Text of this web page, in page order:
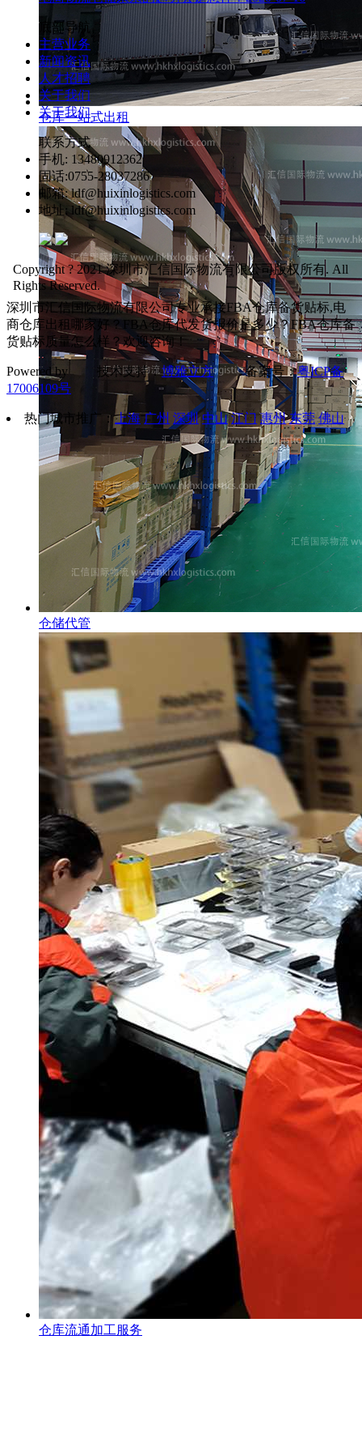
仓库一站式出租
仓储代管
仓库流通加工服务
底部导航
主营业务
新闻资讯
人才招聘
关于我们
关于我们
联系方式
手机: 13480912362
固话:0755-28037286
邮箱: ldf@huixinlogistics.com
地址: ldf@huixinlogistics.com
Copyright ? 2021 深圳市汇信国际物流有限公司版权所有. All
Rights Reserved.
深圳市汇信国际物流有限公司专业承接FBA仓库备货贴标,电
商仓库出租哪家好？FBA仓库代发货报价是多少？FBA仓库备
货贴标质量怎么样？欢迎咨询！
Powered by 技术支持：博雅立方备案号：粤ICP备
17006109号
热门城市推广：上海 广州 深圳 中山 江门 惠州 东莞 佛山